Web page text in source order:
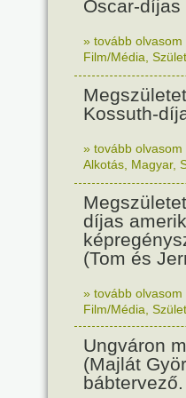
Oscar-díjas
» tovább olvasom
Film/Média
Kossuth-
» tovább olvasom
Alkotás Magyar,
díjas
(Tom és
» tovább olvasom
Film/Média
Ungváron
(Majlát
bábtervező.